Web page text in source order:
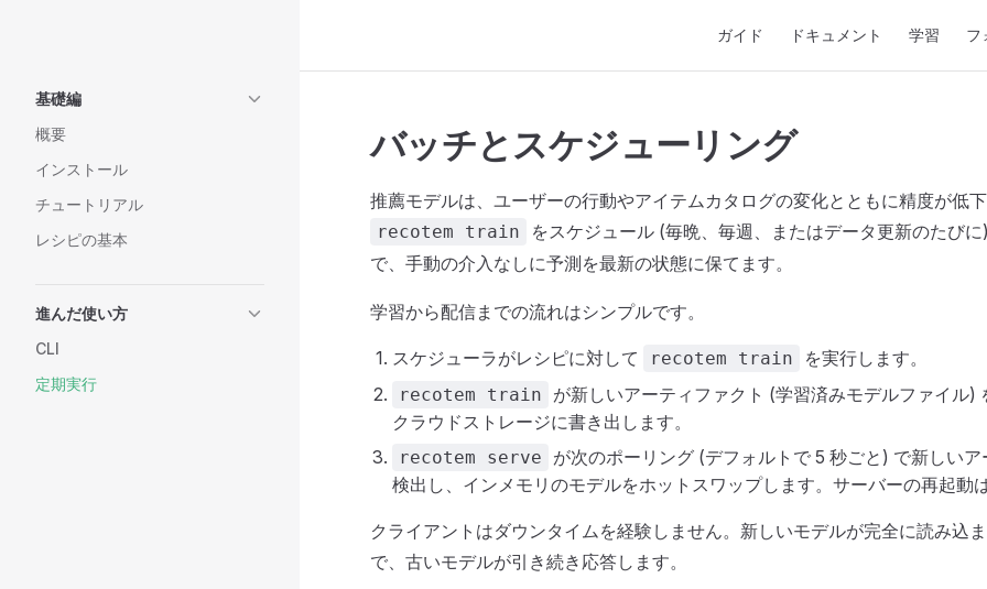
ガイド ドキュメント 学習 フ
基礎編
概要
インストール
チュートリアル
レシピの基本
進んだ使い方
CLI
定期実行
バッチとスケジューリング
推薦モデルは、ユーザーの行動やアイテムカタログの変化とともに精度が低下
recotem train
をスケジュール (毎晩、毎週、またはデータ更新のたび
で、手動の介入なしに予測を最新の状態に保てます。
学習から配信までの流れはシンプルです。
スケジューラがレシピに対して recotem train を実行します。
recotem train
が新しいアーティファクト (学習済みモデルファイル)
クラウドストレージに書き出します。
recotem serve
が次のポーリング (デフォルトで 5 秒ごと) で新しい
検出し、インメモリのモデルをホットスワップします。サーバーの再起動
クライアントはダウンタイムを経験しません。新しいモデルが完全に読み込
で、古いモデルが引き続き応答します。